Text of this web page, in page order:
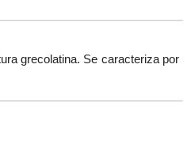
grecolatina. Se caracteriza por